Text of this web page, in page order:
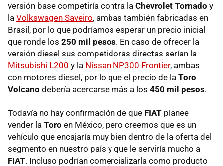
versión base competiría contra la Chevrolet Tornado y
la Volkswagen Saveiro, ambas también fabricadas en
Brasil, por lo que podríamos esperar un precio inicial
que ronde los 250 mil pesos. En caso de ofrecer la
versión diesel sus competidoras directas serían la
Mitsubishi L200 y la Nissan NP300 Frontier, ambas
con motores diesel, por lo que el precio de la Toro
Volcano debería acercarse más a los 450 mil pesos.
Todavía no hay confirmación de que FIAT planee
vender la Toro en México, pero creemos que es un
vehículo que encajaría muy bien dentro de la oferta del
segmento en nuestro país y que le serviría mucho a
FIAT. Incluso podrían comercializarla como producto